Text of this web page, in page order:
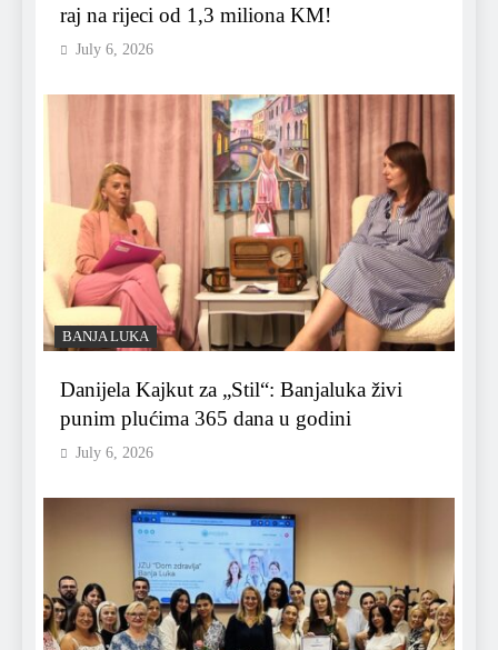
raj na rijeci od 1,3 miliona KM!
July 6, 2026
BANJA LUKA
Danijela Kajkut za „Stil“: Banjaluka živi
punim plućima 365 dana u godini
July 6, 2026